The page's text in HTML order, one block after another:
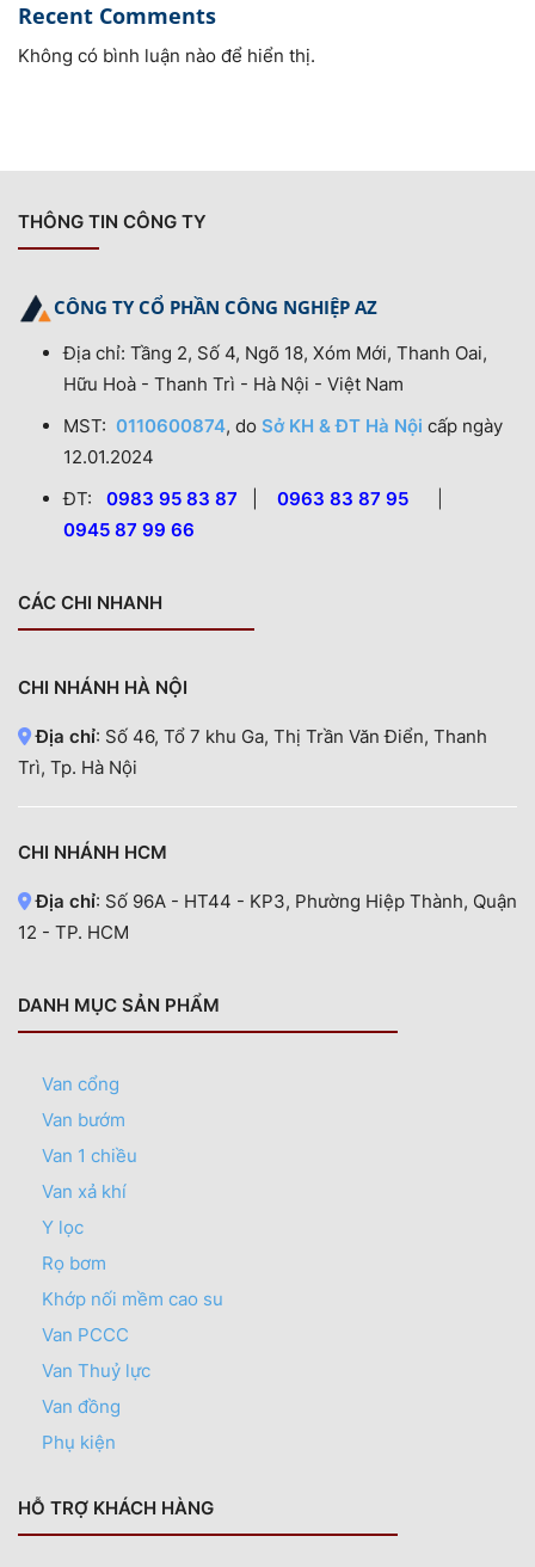
Recent Comments
Không có bình luận nào để hiển thị.
THÔNG TIN CÔNG TY
CÔNG TY CỔ PHẦN CÔNG NGHIỆP AZ
Địa chỉ: Tầng 2, Số 4, Ngõ 18, Xóm Mới, Thanh Oai,
Hữu Hoà - Thanh Trì - Hà Nội - Việt Nam
MST:0110600874, doSở KH & ĐT Hà Nội cấp ngày
12.01.2024
ĐT:0983 95 83 87 |0963 83 87 95
0945 87 99 66
CÁC CHI NHANH
CHI NHÁNH HÀ NỘI
Địa chỉ: Số 46, Tổ 7 khu Ga, Thị Trần Văn Điển, Thanh
Trì, Tp. Hà Nội
CHI NHÁNH HCM
Địa chỉ: Số 96A - HT44 - KP3, Phường Hiệp Thành, Quận
12 - TP. HCM
DANH MỤC SẢN PHẨM
Van cổng
Van bướm
Van 1 chiều
Van xả khí
Y lọc
Rọ bơm
Khớp nối mềm cao su
Van PCCC
Van Thuỷ lực
Van đồng
Phụ kiện
HỖ TRỢ KHÁCH HÀNG